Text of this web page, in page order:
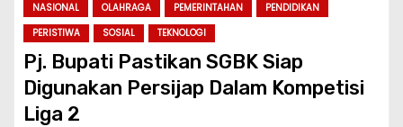
NASIONAL
OLAHRAGA PEMERINTAHAN
PENDIDIKAN
PERISTIWA
SOSIAL TEKNOLOGI
Pj. Bupati Pastikan SGBK Siap
Digunakan Persijap Dalam Kompetisi
Liga 2